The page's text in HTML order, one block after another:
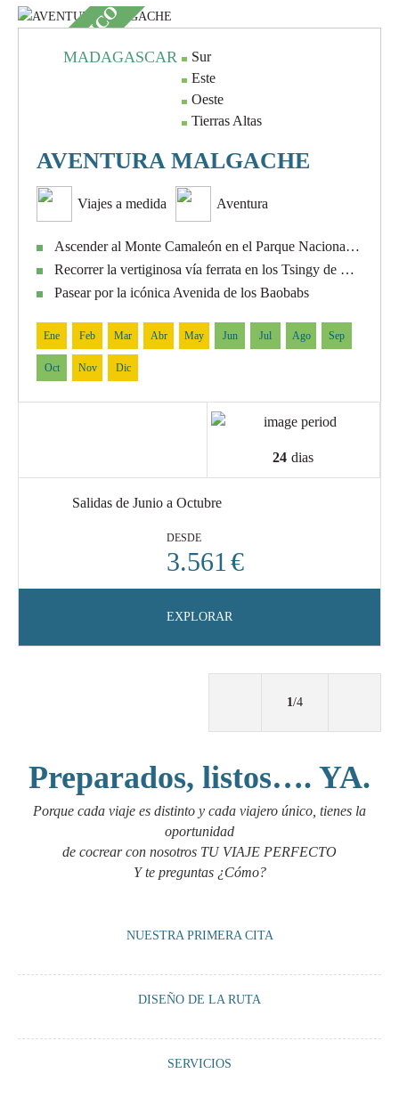
EMBLEMÁTICO
MADAGASCAR
Sur
Este
Oeste
Tierras Altas
AVENTURA MALGACHE
Viajes a medida Aventura
Ascender al Monte Camaleón en el Parque Nacional de Andringitra
Recorrer la vertiginosa vía ferrata en los Tsingy de Bemaraha
Pasear por la icónica Avenida de los Baobabs
Ene Feb Mar Abr May Jun Jul Ago Sep
Oct Nov Dic
24 dias
Salidas de Junio a Octubre
DESDE
3.561 €
EXPLORAR
1/4
Preparados, listos…. YA.
Porque cada viaje es distinto y cada viajero único, tienes la
oportunidad
de cocrear con nosotros TU VIAJE PERFECTO
Y te preguntas ¿Cómo?
NUESTRA PRIMERA CITA
un café virtual y orientarte sobre lo que podemos ofrecerte según tus
DISEÑO DE LA RUTA
alojamientos, vehículo, guía, visitas, actividades, encuentros…
SERVICIOS